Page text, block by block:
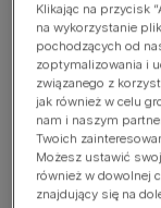
Klikając na przycisk
na wykorzystanie
pochodzących od
zoptymalizowania i
związanego z
jak również w celu
nam i naszym
Twoich
Możesz ustawić
również w dowolnej
znajdujący się na